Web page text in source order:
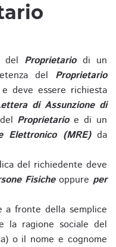
del Proprietariodi un
del Proprietario
deve essere richiesta
di Assunzione di
Proprietarioe di un
Elettronico (MRE)da
del richiedente deve
Fisicheoppure per
fronte della semplice
la ragione sociale del
o il nome e cognome